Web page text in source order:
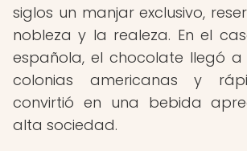
siglos un manjar exclusivo,
nobleza y la realeza. En el
española, el chocolate llegó
colonias americanas y
convirtió en una bebida
alta sociedad.